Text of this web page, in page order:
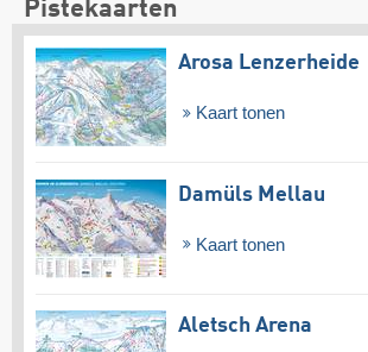
Pistekaarten
Arosa Lenzerheide
Kaart tonen
Damüls Mellau
Kaart tonen
Aletsch Arena